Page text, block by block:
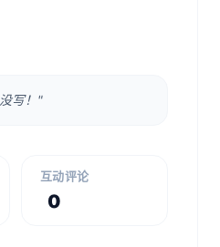
写！"
互动评论
0